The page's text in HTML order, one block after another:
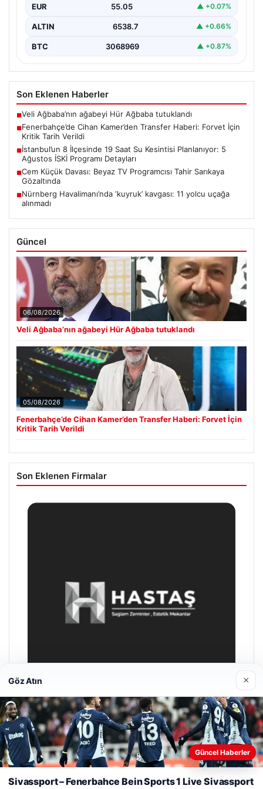
gerçekleşen Sturm Graz…
EUR 55.05 ▲ +0.07%
ALTIN 6538.7 ▲ +0.66%
BTC 3068969 ▲ +0.87%
Son Eklenen Haberler
■Veli Ağbaba’nın ağabeyi Hür Ağbaba tutuklandı
■Fenerbahçe’de Cihan Kamer’den Transfer Haberi: Forvet İçin
Kritik Tarih Verildi
■İstanbul’un 8 İlçesinde 19 Saat Su Kesintisi Planlanıyor: 5
Ağustos İSKİ Programı Detayları
■Cem Küçük Davası: Beyaz TV Programcısı Tahir Sarıkaya
Gözaltında
■Nürnberg Havalimanı’nda ‘kuyruk’ kavgası: 11 yolcu uçağa
alınmadı
Güncel
06/08/2026
Veli Ağbaba’nın ağabeyi Hür Ağbaba tutuklandı
05/08/2026
Fenerbahçe’de Cihan Kamer’den Transfer Haberi: Forvet İçin
Kritik Tarih Verildi
Son Eklenen Firmalar
Enes Kaplan Avukatlık Bürosu
28/04/2026
Göz Atın ×
Güncel Haberler
Sivassport – Fenerbahce Bein Sports 1 Live Sivassport